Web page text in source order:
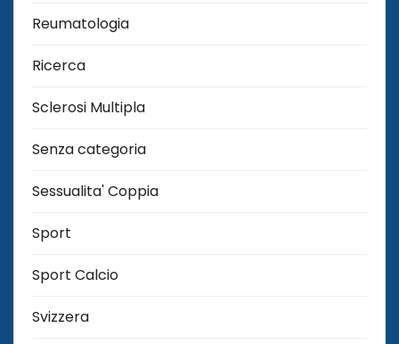
Reumatologia
Ricerca
Sclerosi Multipla
Senza categoria
Sessualita' Coppia
Sport
Sport Calcio
Svizzera